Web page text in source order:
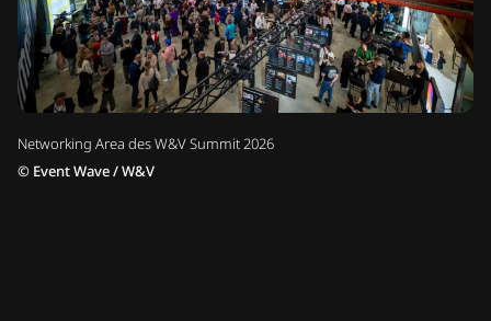
Networking Area des W&V Summit 2026
© Event Wave / W&V